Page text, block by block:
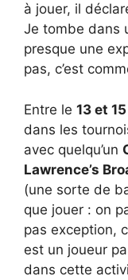
à jouer, il
Je tombe dans
presque une
pas, c’est
Entre le 13 et
dans les
avec quelqu’un
Lawrence’s
(une sorte de
que jouer : on
pas exception,
est un joueur
dans cette